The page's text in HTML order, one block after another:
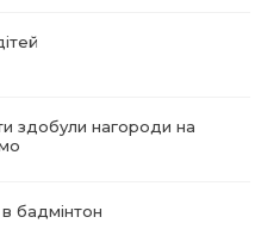
здобули нагороди на
бадмінтон